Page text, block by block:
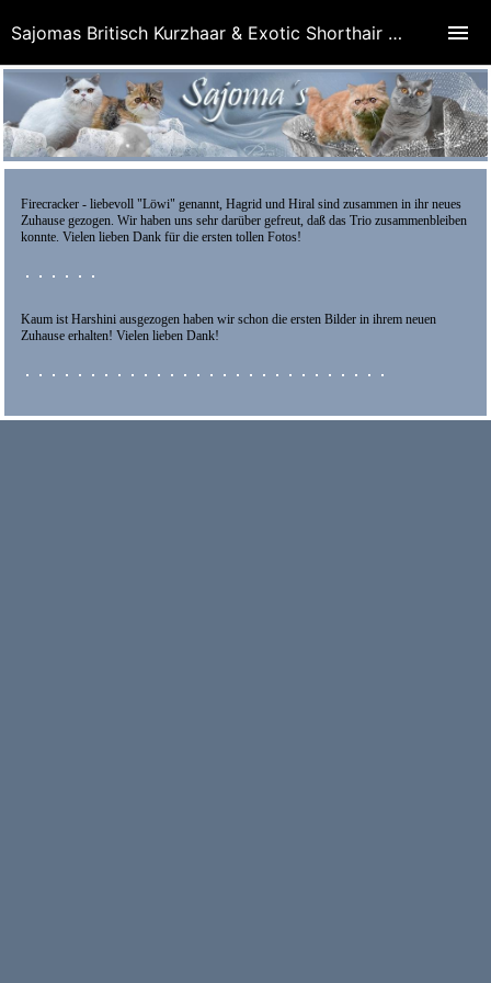
Firecracker - liebevoll "Löwi" genannt, Hagrid und Hiral sind zusammen in ihr neues
Zuhause gezogen. Wir haben uns sehr darüber gefreut, daß das Trio zusammenbleiben
konnte. Vielen lieben Dank für die ersten tollen Fotos!
Kaum ist Harshini ausgezogen haben wir schon die ersten Bilder in ihrem neuen
Zuhause erhalten! Vielen lieben Dank!
Sajomas Britisch Kurzhaar & Exotic Shorthair Cattery